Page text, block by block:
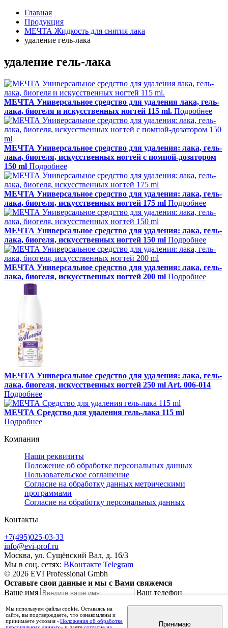
Главная
Продукция
МЕЧТА Жидкость для снятия лака
удаление гель-лака
удаление гель-лака
МЕЧТА Универсальное средство для удаления лака, гель-
лака, биогеля и искусственных ногтей 115 ml. Подробнее
МЕЧТА Универсальное средство для удаления: лака, гель-
лака, биогеля, искусственных ногтей с помпой-дозатором
150 ml Подробнее
МЕЧТА Универсальное средство для удаления: лака, гель-
лака, биогеля, искусственных ногтей 175 ml Подробнее
МЕЧТА Универсальное средство для удаления: лака, гель-
лака, биогеля, искусственных ногтей 150 ml Подробнее
МЕЧТА Универсальное средство для удаления: лака, гель-
лака, биогеля, искусственных ногтей 200 ml Подробнее
МЕЧТА Универсальное средство для удаления: лака, гель-
лака, биогеля, искусственных ногтей 250 ml Art. 006-014
Подробнее
МЕЧТА Cредство для удаления гель-лака 115 ml
Подробнее
Компания
Наши реквизиты
Положение об обработке персональных данных
Пользовательское соглашение
Согласие на обработку данных метрическими
программами
Согласие на обработку персональных данных
Контакты
+7(495)025-03-33
info@evi-prof.ru
Москва, ул. Сущёвский Вал, д. 16/3
Мы в соц. сетях: ВКонтакте Telegram
© 2026 EVI Professional Gmbh
Оставьте свои данные и мы с Вами свяжемся
Ваше имя
Ваш телефон
Мы используем файлы cookie. Оставаясь на
сайте, вы подтверждаете, что ознакомлены и
принимаете условия «Положения об обработке
Принимаю